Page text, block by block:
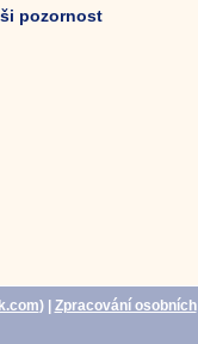
pozornost
)| Zpracování osobních